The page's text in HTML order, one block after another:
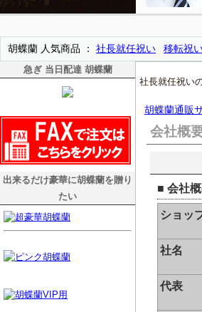
胡蝶蘭 人気商品 社長就任祝い 移転祝
急ぎ 当日配達 胡蝶蘭
出来るだけ豪華に胡蝶蘭を贈り
たい
社長就任祝い
胡蝶蘭通販
会社概
■ 会社
ショッ
社名
代表